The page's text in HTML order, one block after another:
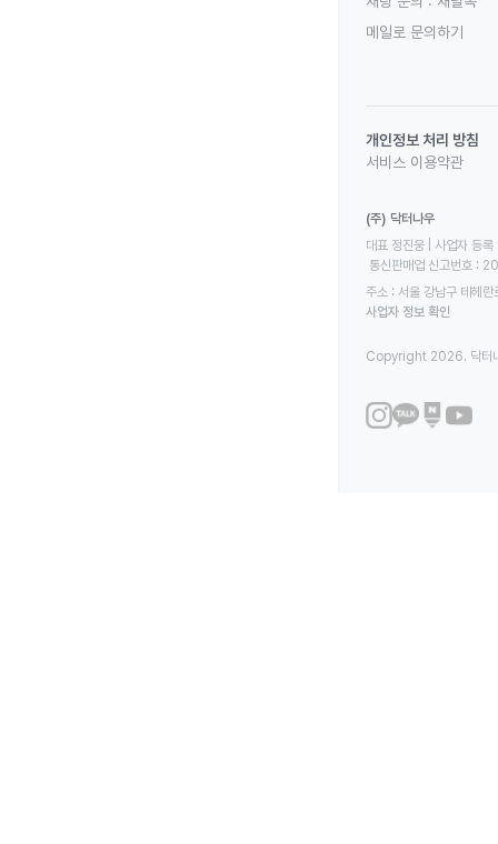
메일로 문의하기
개인정보 처리 방침
서비스 이용약관
(주) 닥터나우
대표 정진웅 | 사업자
통신판매업 신고번호
주소 : 서울 강남구 테헤
사업자 정보 확인
Copyright 2026. 닥터